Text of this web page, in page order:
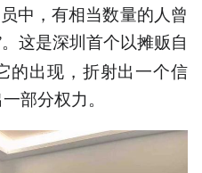
中，有相当数量的人曾
。这是深圳首个以摊贩自
的出现，折射出一个信
部分权力。